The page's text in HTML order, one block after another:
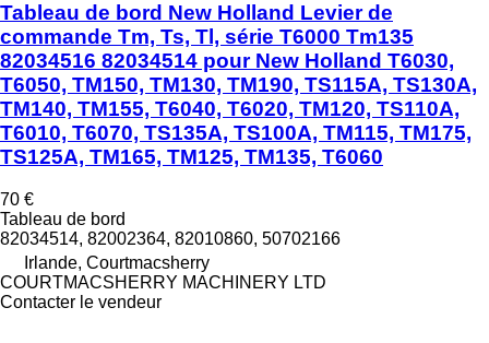
Tableau de bord New Holland Levier de
commande Tm, Ts, Tl, série T6000 Tm135
82034516 82034514 pour New Holland T6030,
T6050, TM150, TM130, TM190, TS115A, TS130A,
TM140, TM155, T6040, T6020, TM120, TS110A,
T6010, T6070, TS135A, TS100A, TM115, TM175,
TS125A, TM165, TM125, TM135, T6060
70 €
Tableau de bord
82034514, 82002364, 82010860, 50702166
Irlande, Courtmacsherry
COURTMACSHERRY MACHINERY LTD
Contacter le vendeur